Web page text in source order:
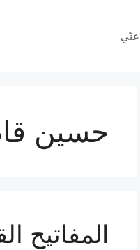
عنّي
حسين
المفاتيح